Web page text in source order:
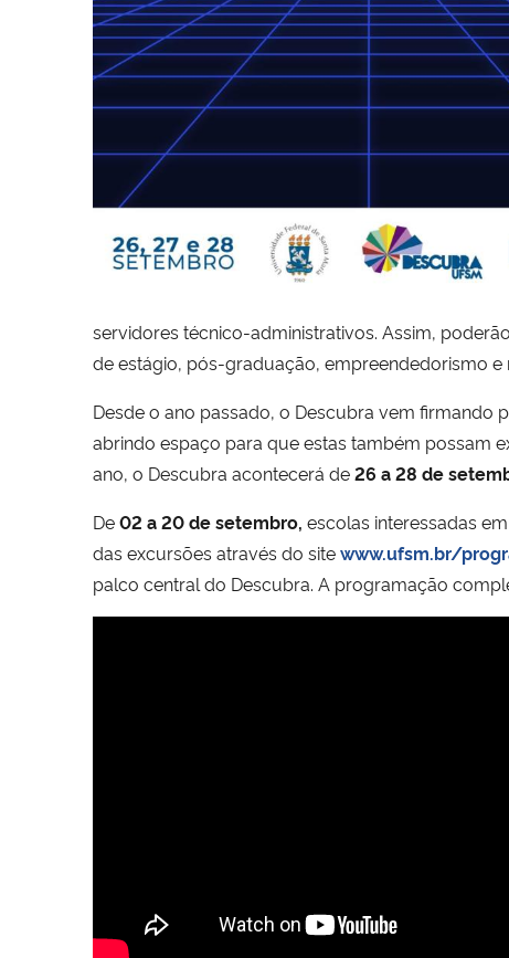
servidores técnico-administrativos. Assim,
de estágio, pós-graduação, empreendedorismo
Desde o ano passado, o Descubra vem firmando
abrindo espaço para que estas também possam
ano, o Descubra acontecerá de26 a 28 de
De02 a 20 de setembro, escolas interessadas
das excursões através do sitewww.ufsm.br/
palco central do Descubra. A programação